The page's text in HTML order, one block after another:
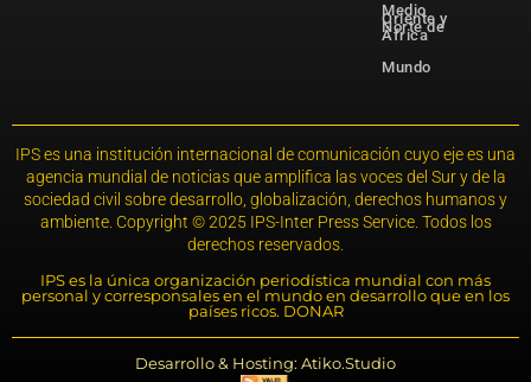
Medio
Oriente y
Norte de
África
Mundo
IPS es una institución internacional de comunicación cuyo eje es una
agencia mundial de noticias que amplifica las voces del Sur y de la
sociedad civil sobre desarrollo, globalización, derechos humanos y
ambiente. Copyright © 2025 IPS-Inter Press Service. Todos los
derechos reservados.
IPS es la única organización periodística mundial con más
personal y corresponsales en el mundo en desarrollo que en los
países ricos. DONAR
Desarrollo & Hosting: Atiko.Studio